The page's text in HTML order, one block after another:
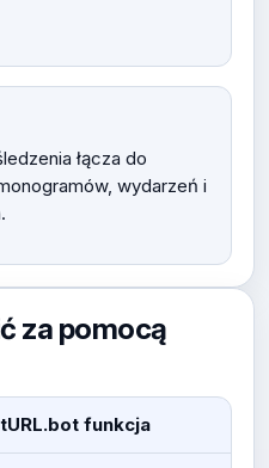
łącza do
wydarzeń i
za pomocą
funkcja